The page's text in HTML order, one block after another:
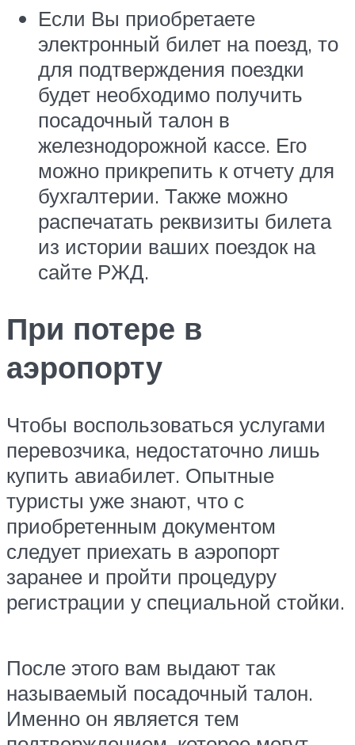
Если Вы приобретаете
электронный билет на поезд, то
для подтверждения поездки
будет необходимо получить
посадочный талон в
железнодорожной кассе. Его
можно прикрепить к отчету для
бухгалтерии. Также можно
распечатать реквизиты билета
из истории ваших поездок на
сайте РЖД.
При потере в
аэропорту
Чтобы воспользоваться услугами
перевозчика, недостаточно лишь
купить авиабилет. Опытные
туристы уже знают, что с
приобретенным документом
следует приехать в аэропорт
заранее и пройти процедуру
регистрации у специальной стойки.
После этого вам выдают так
называемый посадочный талон.
Именно он является тем